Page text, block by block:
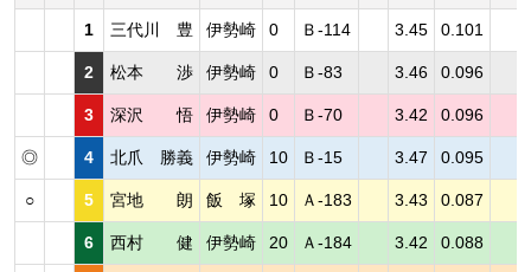
1 三代川 豊 伊勢崎 0 Ｂ-114 3.45 0.101
2 松本 渉 伊勢崎 0 Ｂ-83 3.46 0.096
3 深沢 悟 伊勢崎 0 Ｂ-70 3.42 0.096
◎ 4 北爪 勝義 伊勢崎 10 Ｂ-15 3.47 0.095
○ 5 宮地 朗 飯 塚 10 Ａ-183 3.43 0.087
6 西村 健 伊勢崎 20 Ａ-184 3.42 0.088